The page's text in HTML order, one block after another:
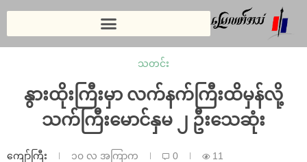
သတင်း
နွားထိုးကြီးမှာ လက်နက်ကြီးထိမှန်လို့
သက်ကြီးမောင်နှမ ၂ ဦးသေဆုံး
ကျော်ကြီး ၁၀ လ အကြာက 0 11